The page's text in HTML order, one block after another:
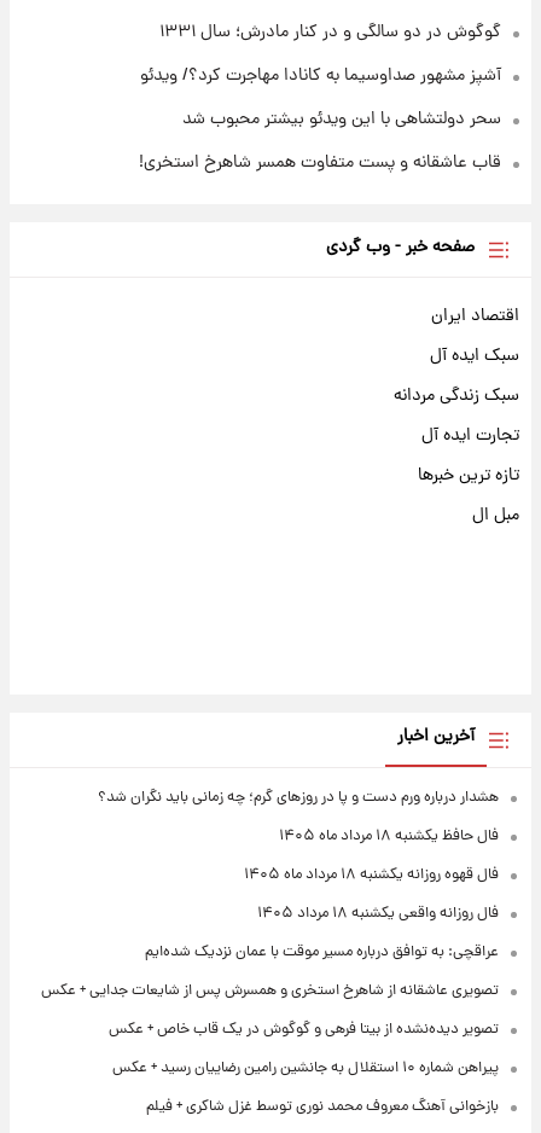
گوگوش در دو سالگی و در کنار مادرش؛ سال ۱۳۳۱
آشپز مشهور صداوسیما به کانادا مهاجرت کرد؟/ ویدئو
سحر دولتشاهی با این ویدئو بیشتر محبوب شد
قاب عاشقانه و پست متفاوت همسر شاهرخ استخری!
صفحه خبر - وب گردی
اقتصاد ایران
سبک ایده آل
سبک زندگی مردانه
تجارت ایده آل
تازه ترین خبرها
مبل ال
آخرین اخبار
هشدار درباره ورم دست و پا در روزهای گرم؛ چه زمانی باید نگران شد؟
فال حافظ یکشنبه ۱۸ مرداد ماه ۱۴۰۵
فال قهوه روزانه یکشنبه ۱۸ مرداد ماه ۱۴۰۵
فال روزانه واقعی یکشنبه ۱۸ مرداد ۱۴۰۵
عراقچی: به توافق درباره مسیر موقت با عمان نزدیک شده‌ایم
تصویری عاشقانه از شاهرخ استخری و همسرش پس از شایعات جدایی + عکس
تصویر دیده‌نشده از بیتا فرهی و گوگوش در یک قاب خاص + عکس
پیراهن شماره ۱۰ استقلال به جانشین رامین رضاییان رسید + عکس
بازخوانی آهنگ معروف محمد نوری توسط غزل شاکری + فیلم